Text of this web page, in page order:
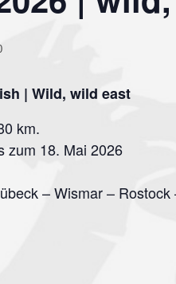
| Wild, wild east
km.
zum 18. Mai 2026
– Wismar –